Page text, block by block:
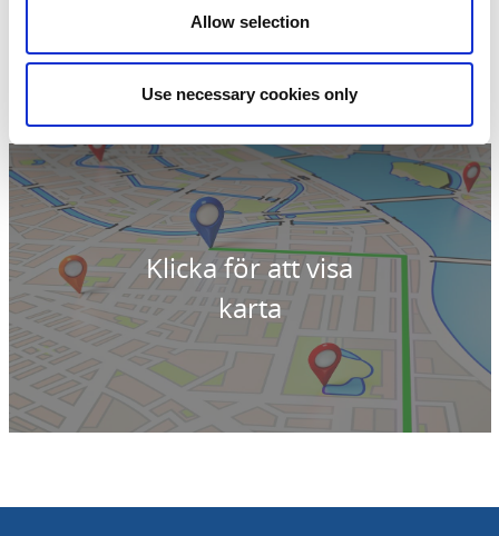
Allow selection
Use necessary cookies only
Kontaktinformation
Falks grav
Svedmon Hökensås
E-post:visit@tidaholm.se
Klicka för att visa
karta